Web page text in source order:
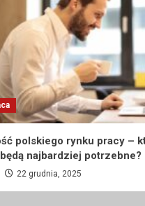
polskiego rynku pracy –
najbardziej potrzebne?
22 grudnia, 2025